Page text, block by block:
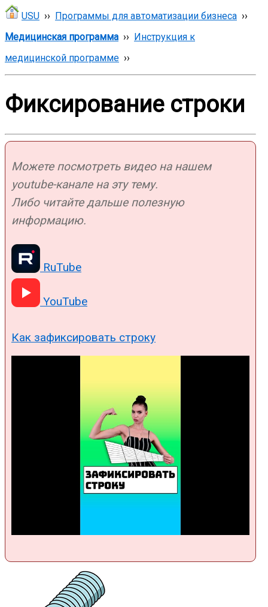
USU ›› Программы для автоматизации бизнеса ››
Медицинская программа ›› Инструкция к
медицинской программе ››
Фиксирование строки
Можете посмотреть видео на нашем
youtube-канале на эту тему.
Либо читайте дальше полезную
информацию.
RuTube
YouTube
Как зафиксировать строку